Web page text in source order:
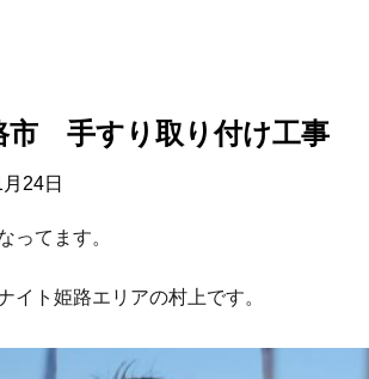
市 手すり取り付け工事
24日
ってます。
イト姫路エリアの村上です。